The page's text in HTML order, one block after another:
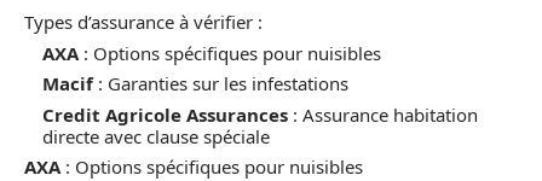
Types d’assurance à vérifier :
AXA : Options spécifiques pour nuisibles
Macif: Garanties sur les infestations
Credit Agricole Assurances : Assurance habitation
directe avec clause spéciale
AXA: Options spécifiques pour nuisibles